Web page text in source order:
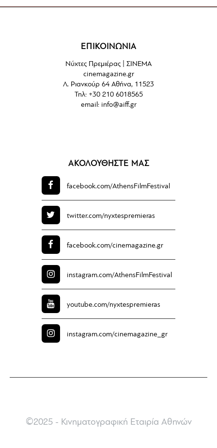
ΕΠΙΚΟΙΝΩΝΙΑ
Νύχτες Πρεμιέρας | ΣΙΝΕΜΑ
cinemagazine.gr
Λ. Ριανκούρ 64 Αθήνα, 11523
Τηλ: +30 210 6018565
email: info@aiff.gr
ΑΚΟΛΟΥΘΗΣΤΕ ΜΑΣ
facebook.com/AthensFilmFestival
twitter.com/nyxtespremieras
facebook.com/cinemagazine.gr
instagram.com/AthensFilmFestival
youtube.com/nyxtespremieras
instagram.com/cinemagazine_gr
©2025 - Κινηματογραφική Εταιρία Αθηνών